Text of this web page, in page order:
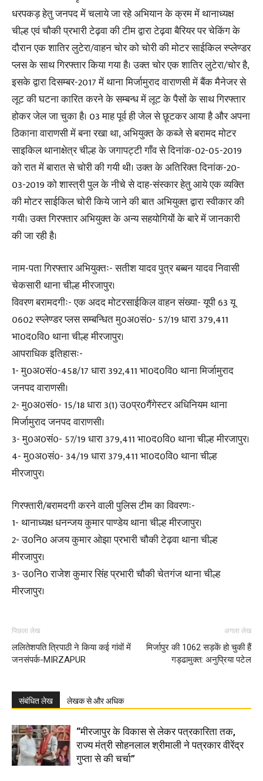
धरपकड़ हेतु जनपद में चलाये जा रहे अभियान के क्रम में थानाध्यक्ष
चील्ह एवं चौकी प्रभारी टेढ़वा की टीम द्वारा टेढ़वा बैरियर पर चेकिंग के
दौरान एक शातिर लुटेरा/वाहन चोर को चोरी की मोटर साईकिल स्प्लेण्डर
प्लस के साथ गिरफ्तार किया गया है। उक्त चोर एक शातिर लुटेरा/चोर है,
इसके द्वारा दिसम्बर-2017 में थाना मिर्जामुराद वाराणसी में बैंक मैनेजर से
लूट की घटना कारित करने के सम्बन्ध में लूट के पैसों के साथ गिरफ्तार
होकर जेल जा चुका है। 03 माह पूर्व ही जेल से छूटकर आया है और अपना
ठिकाना वाराणसी में बना रखा था, अभियुक्त के कब्जे से बरामद मोटर
साइकिल थानाक्षेत्र चील्ह के जगापट्टी गाँव से दिनांक-02-05-2019
को रात में बारात से चोरी की गयी थी। उक्त के अतिरिक्त दिनांक-20-
03-2019 को शास्त्री पुल के नीचे से दाह-संस्कार हेतु आये एक व्यक्ति
की मोटर साईकिल चोरी किये जाने की बात अभियुक्त द्वारा स्वीकार की
गयी। उक्त गिरफ्तार अभियुक्त के अन्य सहयोगियों के बारे में जानकारी
की जा रही है।
नाम-पता गिरफ्तार अभियुक्तः- सतीश यादव पुत्र बब्बन यादव निवासी
चेकसारी थाना चील्ह मीरजापुर।
विवरण बरामदगीः- एक अदद मोटरसाईकिल वाहन संख्या- यूपी 63 यू
0602 स्प्लेण्डर प्लस सम्बन्धित मु0अ0सं0- 57/19 धारा 379,411
भा0द0वि0 थाना चील्ह मीरजापुर।
आपराधिक इतिहासः-
1- मु0अ0सं0-458/17 धारा 392,411 भा0द0वि0 थाना मिर्जामुराद
जनपद वाराणसी।
2- मु0अ0सं0- 15/18 धारा 3(1) उ0प्र0गैंगेस्टर अधिनियम थाना
मिर्जामुराद जनपद वाराणसी।
3- मु0अ0सं0- 57/19 धारा 379,411 भा0द0वि0 थाना चील्ह मीरजापुर।
4- मु0अ0सं0- 34/19 धारा 379,411 भा0द0वि0 थाना चील्ह
मीरजापुर।
गिरफ्तारी/बरामदगी करने वाली पुलिस टीम का विवरणः-
1- थानाध्यक्ष धनन्जय कुमार पाण्डेय थाना चील्ह मीरजापुर।
2- उ0नि0 अजय कुमार ओझा प्रभारी चौकी टेढ़वा थाना चील्ह
मीरजापुर।
3- उ0नि0 राजेश कुमार सिंह प्रभारी चौकी चेतगंज थाना चील्ह
मीरजापुर।
पिछला लेख
ललितेशपति त्रिपाठी ने किया कई गांवों में
जनसंपर्क-MIRZAPUR
अगला लेख
मिर्जापुर की 1062 सड़कें हो चुकी हैं
गड्ढामुक्त: अनुप्रिया पटेल
संबंधित लेख लेखक से और अधिक
“मीरजापुर के विकास से लेकर पत्रकारिता तक,
राज्य मंत्री सोहनलाल श्रीमाली ने पत्रकार वीरेंद्र
गुप्ता से की चर्चा”